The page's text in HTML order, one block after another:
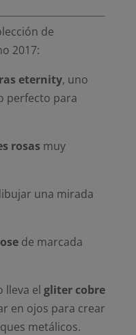
de
2017:
eternity, uno
perfecto para
rosas muy
una mirada
de marcada
lleva el gliter cobre
en ojos para crear
metálicos.